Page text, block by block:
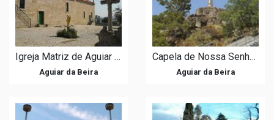
Igreja Matriz de Aguiar da Beira / Igreja de Santo Eusébio
Aguiar da Beira
Capela de Nossa Senhora do Castelo
Aguiar da Beira